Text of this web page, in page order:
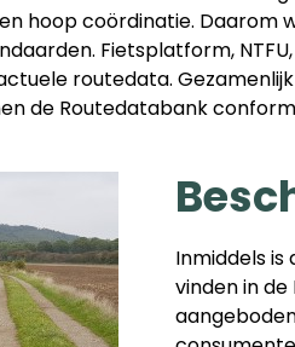
hoop coördinatie. Daarom
Fietsplatform,
routedata.
de Routedatabank
Inmiddels
vinden in